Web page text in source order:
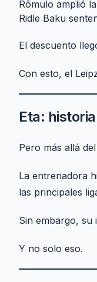
Rômulo amplió
Ridle Baku
El descuento
Con esto, el
Eta:
Pero más allá
La entrenadora
las principales
Sin embargo, su
Y no solo eso.